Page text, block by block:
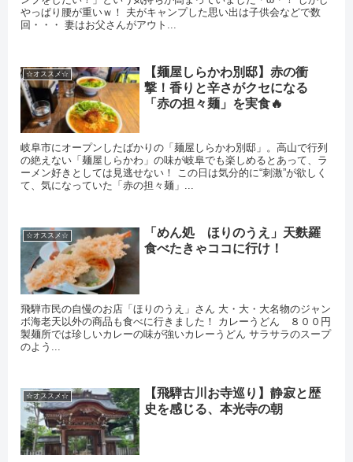
やっぱり腰が重いｗ！ 夫がキャンプした思い出は子供会などで数
回・・・ 妻はお父さんがアウト...
☆オススメ☆
【麺屋しらかわ別邸】赤の衝
撃！香りと辛さがクセになる
「赤の担々麺」を実食🔥
岐阜市にオープンしたばかりの「麺屋しらかわ別邸」。高山で行列
の絶えない「麺屋しらかわ」の味が岐阜でも楽しめるとあって、ラ
ーメン好きとしては見逃せない！ この日は気分的に“刺激”が欲しく
て、気になっていた「赤の担々麺」...
☆オススメ☆
「めん処 ほりのうえ」天麩羅
食べたきゃココに行け！
飛騨市民の自慢のお店「ほりのうえ」さん 大・大・大名物のジャン
ボ海老天以外の商品も食べに行きました！ カレーうどん ８００円
製麺所では珍しいカレーの味が強いカレーうどん サラサラのスープ
のよう...
☆オススメ☆
【飛騨古川お寺巡り】静寂と歴
史を感じる、本光寺の朝